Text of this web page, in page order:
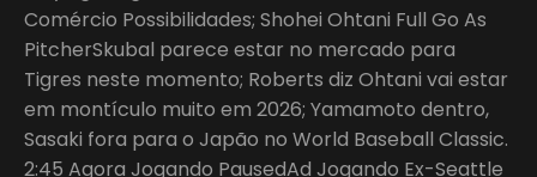
Comércio Possibilidades; Shohei Ohtani Full Go As
PitcherSkubal parece estar no mercado para
Tigres neste momento; Roberts diz Ohtani vai estar
em montículo muito em 2026; Yamamoto dentro,
Sasaki fora para o Japão no World Baseball Classic.
2:45 Agora Jogando PausedAd Jogando Ex-Seattle